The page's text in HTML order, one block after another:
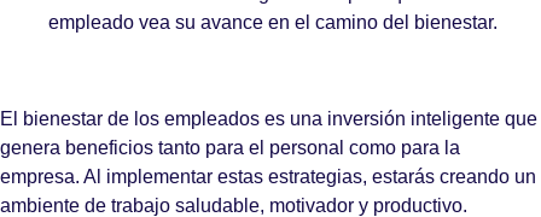
empleado vea su avance en el camino del bienestar.
El bienestar de los empleados es una inversión inteligente que
genera beneficios tanto para el personal como para la
empresa. Al implementar estas estrategias, estarás creando un
ambiente de trabajo saludable, motivador y productivo.